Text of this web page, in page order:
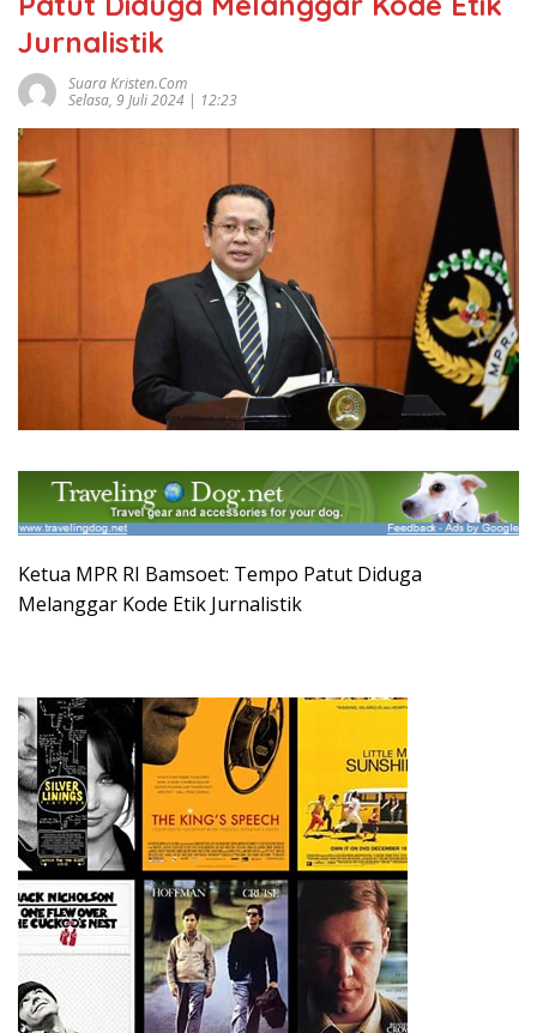
Jurnalistik
Suara Kristen.com
Selasa, 9 Juli 2024 | 12:23
Ketua MPR RI Bamsoet: Tempo Patut Diduga
Melanggar Kode Etik Jurnalistik